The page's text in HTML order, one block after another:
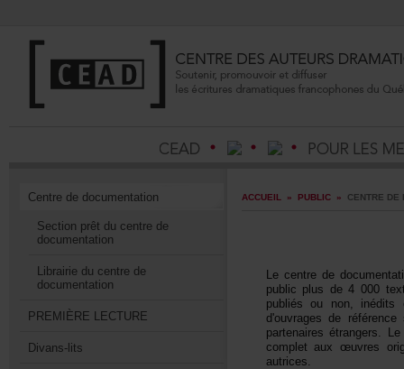
Centrededocumentation
Sectionprêtducentrede
documentation
Librairieducentrede
documentation
PREMIÈRELECTURE
Divans-lits
ACCUEIL » PUBLIC»
autrices.